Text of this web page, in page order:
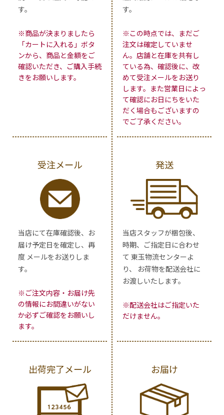
す。
※商品が決まりましたら
「カートに入れる」ボタ
ンから、商品と金額をご
確認いただき、ご購入手続
きをお願いします。
す。
※この時点では、まだご
注文は確定していませ
ん。店舗と在庫を共有し
ている為、確認後に、改
めて受注メールをお送り
します。また営業日によっ
て確認にお日にちをいた
だく場合もございますの
でご了承ください。
受注メール
当店にて在庫確認後、お
届け予定日を確定し、再
度 メールをお送りしま
す。
※ご注文内容・お届け先
の情報にお間違いがない
か必ずご確認をお願いし
ます。
発送
当店スタッフが梱包後、
時期、ご指定日に合わせ
て 東玉物流センターよ
り、 お荷物を配送会社に
お渡しいたします。
※配送会社はご指定いた
だけません。
出荷完了メール お届け